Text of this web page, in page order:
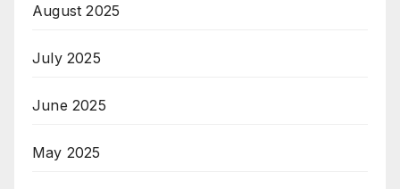
August 2025
July 2025
June 2025
May 2025